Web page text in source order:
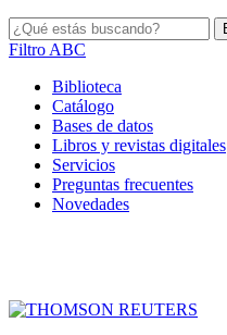
Filtro ABC
Biblioteca
Catálogo
Bases de datos
Libros y revistas digitales
Servicios
Preguntas frecuentes
Novedades